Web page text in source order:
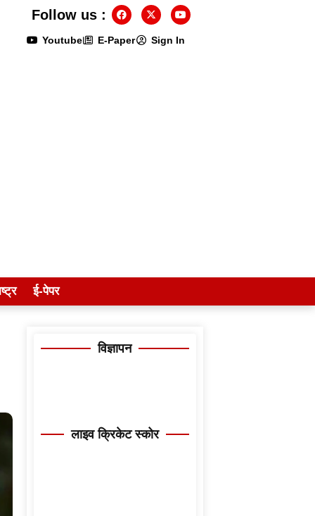
Youtube E-Paper Sign In
Follow us :
ई-पेपर
विज्ञापन
लाइव क्रिकेट स्कोर